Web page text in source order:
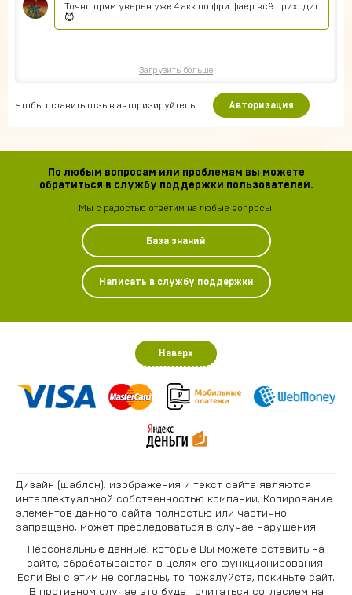
Точно прям уверен уже 4 акк по фри фаер всё приходит
😈
Загрузить больше
Чтобы оставить отзыв авторизируйтесь. Авторизация
По любым вопросам или проблемам вы можете
обратиться в службу поддержки пользователей.
Мы с радостью ответим на любые вопросы!
База знаний
Написать в службу поддержки
Наверх
Дизайн (шаблон), изображения и текст сайта являются
интеллектуальной собственностью компании. Копирование
элементов данного сайта полностью или частично
запрещено, может преследоваться в случае нарушения!
Персональные данные, которые Вы можете оставить на
сайте, обрабатываются в целях его функционирования.
Если Вы с этим не согласны, то пожалуйста, покиньте сайт.
В противном случае это будет считаться согласием на